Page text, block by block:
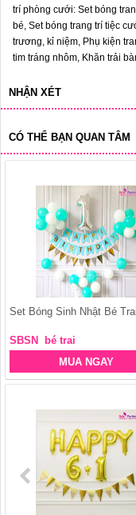
trí phòng cưới: Set bóng
bé, Set bóng trang trí tiệc
trương, kỉ niệm, Phụ kiện
tim tráng nhôm, Khăn trải
NHẬN XÉT
CÓ THỂ BẠN QUAN TÂM
Set Bóng Sinh Nhật Bé Trai
SBSN bé trai
MUA NGAY